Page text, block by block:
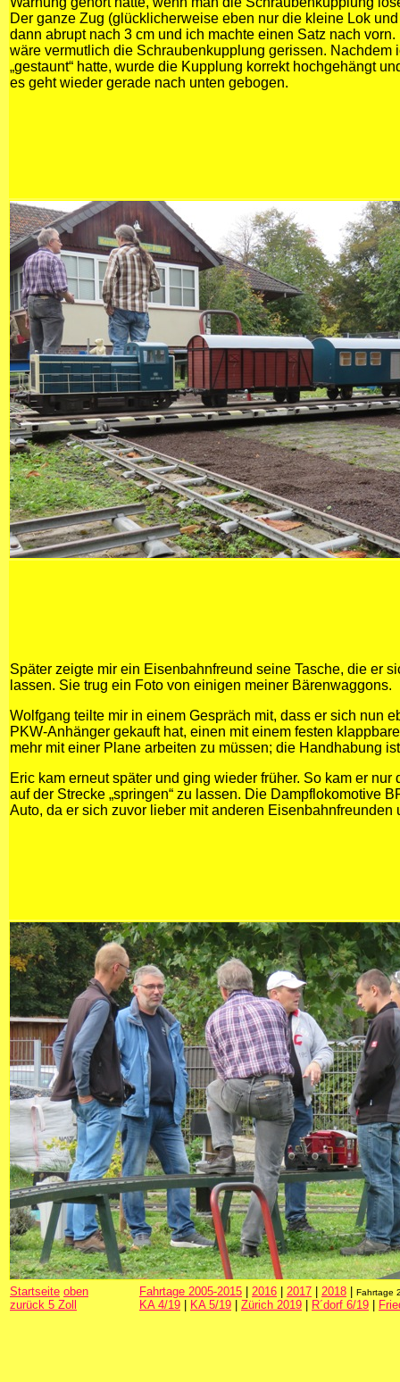
Der ganze Zug (glücklicherweise eben nur die kleine Lok
dann abrupt nach 3 cm und ich machte einen Satz nach
wäre vermutlich die Schraubenkupplung gerissen. Nachdem
„gestaunt“ hatte, wurde die Kupplung korrekt hochgehängt
es geht wieder gerade nach unten gebogen.
Später zeigte mir ein Eisenbahnfreund seine Tasche, die er
lassen. Sie trug ein Foto von einigen meiner Bärenwaggons.
Wolfgang teilte mir in einem Gespräch mit, dass er sich nun
PKW-Anhänger gekauft hat, einen mit einem festen
mehr mit einer Plane arbeiten zu müssen; die Handhabung
Eric kam erneut später und ging wieder früher. So kam er nur
auf der Strecke „springen“ zu lassen. Die Dampflokomotive
Auto, da er sich zuvor lieber mit anderen Eisenbahnfreunden
Startseite oben
zurück 5 Zoll
Fahrtage 2005-2015 2016 2017 2018 Fahrtage
KA 4/19 KA 5/19 Zürich 2019 R´dorf 6/19